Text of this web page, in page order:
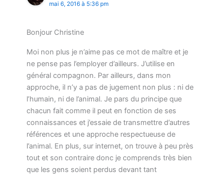
mai 6, 2016 à 5:36 pm
Bonjour Christine
Moi non plus je n’aime pas ce mot de maître et je
ne pense pas l’employer d’ailleurs. J’utilise en
général compagnon. Par ailleurs, dans mon
approche, il n’y a pas de jugement non plus : ni de
l’humain, ni de l’animal. Je pars du principe que
chacun fait comme il peut en fonction de ses
connaissances et j’essaie de transmettre d’autres
références et une approche respectueuse de
l’animal. En plus, sur internet, on trouve à peu près
tout et son contraire donc je comprends très bien
que les gens soient perdus devant tant